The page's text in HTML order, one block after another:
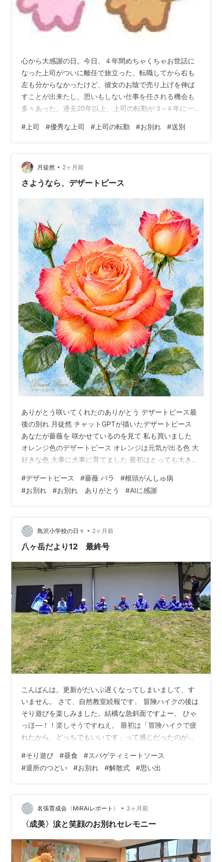
心から大感謝の日。今日、４年間めちゃくちゃお世話に
なった上司がついに離任で旅立った。転職してから右も
左も分からなかったけど、彼女のお陰で売り上げを伸ば
すことが出来たし、思いもしない仕事を任される機会も
多々あった。過去20年以上、上司の転勤が３−４年に一
一緒に働きたいと思った人は一人しかいなかった。け
ど、彼女で二人目。頭脳明晰はもちろん、誰よりも働き
者。マイクロマネージは自分が嫌いだからと余計な口は
出さないけど、「これ、どうすっかな 😮‍💨 」と思っている
案件には、すすすーっとアドバイス来たり、週一の1on1
# 上司 #優秀な上司 # 上司の転勤 #お別れ #送別
月徒然 • 2ヶ月前
さようなら、デザートピース
ありがとう咲いてくれたのありがとう デザートピース最
後の別れ 月徒然 チャットGPTが描いたデザートピース
あなたが薔薇を 咲かせているのを見て 私も買いました
オレンジ色のデザートピース オレンジは元気が出る色 大
好きな色 大事に大事に育てました 最初はとっても大きな
うのです 何かの病気かと思っていましたら 株元に大きな
コブを発見 初めは何かしらと不思議でしたが ネットで調
べているうち 根頭癌腫病らしいと診断 もう廃棄しか選択
肢がなくて 復活は無理そうです 何気にチャットGPTに
デザートピースの絵を描いてと お願いしましたら 丁寧に
対応…
#デザートピース #薔薇 バラ #根頭がんしゅ病
#お別れ #お別れ ありがとう #AIに感謝
鳥沢小学校の日々 • 2ヶ月前
八ヶ岳だより12 最終号
こんばんは。更新がだいぶ遅くなってしまいまして、す
いません。 さて、自然教室続報です。 冒険ハイクの後は
そり遊びを楽しみました。結構な急斜面ですよー。 ひゃ
っほ―！！楽しそうですねえ。 最初は「冒険ハイクで疲
れたから、どっちでもいいです」って感じだったのが、
いるぞ…。右側の人。 楽しいひと時を過ごしました。 八
ヶ岳少年自然の家での最後の食事です。 メニューはこち
ら。スパゲティミートソースです。 みんな何杯もおかわ
りして、たくさん食べていましたね。 自然の家での最後
のイベント、退所のつどいです。 職員の方からもお話を
していただきました。 この方…
#そり遊び #昼食 #スパゲティミートソース
#退所のつどい #お別れ #解散式 #思い出
名張育成会〈MiRAiレポート〉 • 3ヶ月前
〈成美〉涙と笑顔のお別れセレモニー